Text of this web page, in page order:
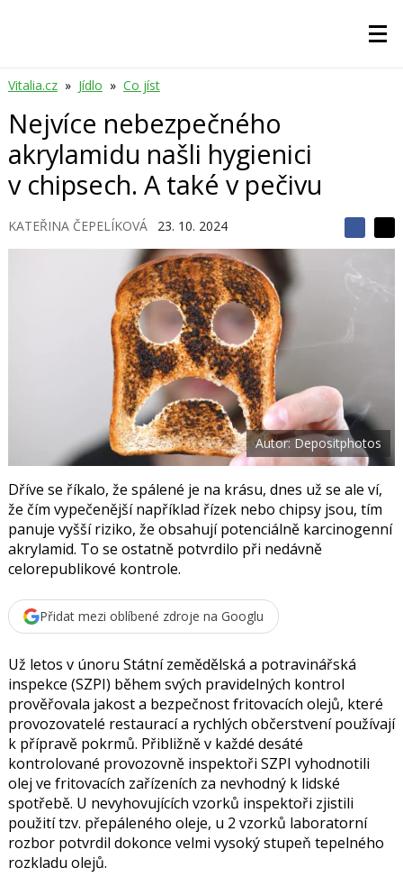
Vitalia.cz » Jídlo » Co jíst
Nejvíce nebezpečného
akrylamidu našli hygienici
v chipsech. A také v pečivu
KATEŘINA ČEPELÍKOVÁ 23. 10. 2024
S
í
S
l
e
o
o
k
u
X
Autor: Depositphotos
Dříve se říkalo, že spálené je na krásu, dnes už se ale ví,
že čím vypečenější například řízek nebo chipsy jsou, tím
panuje vyšší riziko, že obsahují potenciálně karcinogenní
akrylamid. To se ostatně potvrdilo při nedávně
celorepublikové kontrole.
Přidat mezi oblíbené zdroje na Googlu
Už letos v únoru Státní zemědělská a potravinářská
inspekce (SZPI) během svých pravidelných kontrol
prověřovala jakost a bezpečnost fritovacích olejů, které
provozovatelé restaurací a rychlých občerstvení používají
k přípravě pokrmů. Přibližně v každé desáté
kontrolované provozovně inspektoři SZPI vyhodnotili
olej ve fritovacích zařízeních za nevhodný k lidské
spotřebě. U nevyhovujících vzorků inspektoři zjistili
použití tzv. přepáleného oleje, u 2 vzorků laboratorní
rozbor potvrdil dokonce velmi vysoký stupeň tepelného
rozkladu olejů.